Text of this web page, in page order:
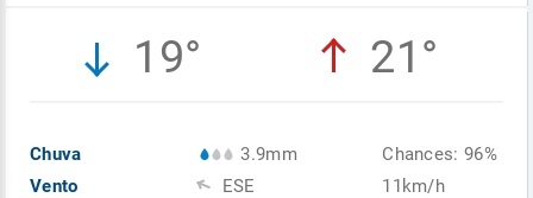
19° 21°
Chuva
Vento
3.9mm
ESE
Chances: 96%
11km/h